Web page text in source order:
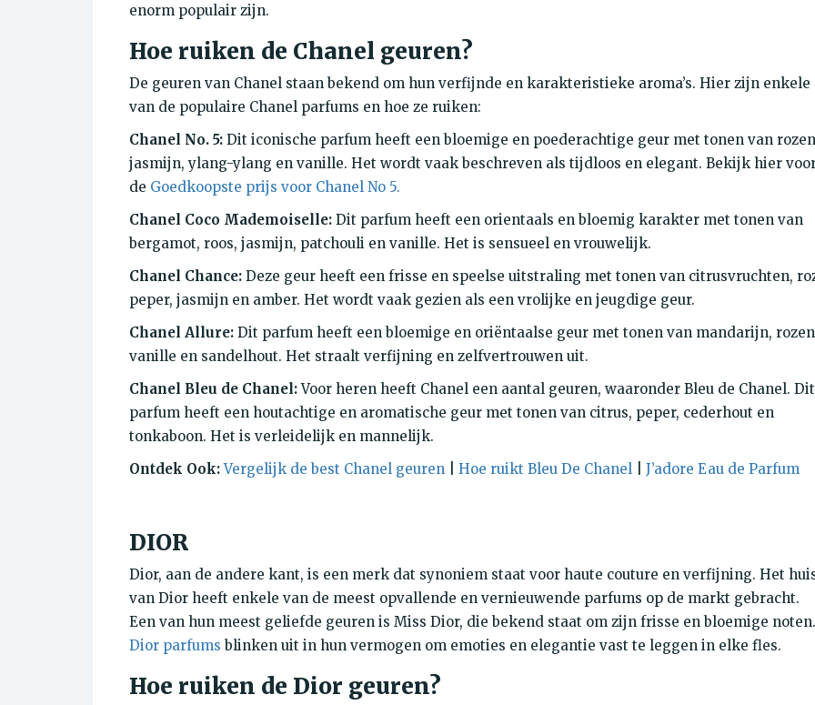
enorm populair zijn.
Hoe ruiken de Chanel geuren?
De geuren van Chanel staan ​​bekend om hun verfijnde en karakteristieke aroma’s. Hier zijn enkele
van de populaire Chanel parfums en hoe ze ruiken:
Chanel No. 5: Dit iconische parfum heeft een bloemige en poederachtige geur met tonen van
jasmijn, ylang-ylang en vanille. Het wordt vaak beschreven als tijdloos en elegant. Bekijk hier
de Goedkoopste prijs voor Chanel No 5.
Chanel Coco Mademoiselle: Dit parfum heeft een orientaals en bloemig karakter met tonen van
bergamot, roos, jasmijn, patchouli en vanille. Het is sensueel en vrouwelijk.
Chanel Chance: Deze geur heeft een frisse en speelse uitstraling met tonen van citrusvruchten,
peper, jasmijn en amber. Het wordt vaak gezien als een vrolijke en jeugdige geur.
Chanel Allure: Dit parfum heeft een bloemige en oriëntaalse geur met tonen van mandarijn,
vanille en sandelhout. Het straalt verfijning en zelfvertrouwen uit.
Chanel Bleu de Chanel:Voor heren heeft Chanel een aantal geuren, waaronder Bleu de Chanel. Dit
parfum heeft een houtachtige en aromatische geur met tonen van citrus, peper, cederhout en
tonkaboon. Het is verleidelijk en mannelijk.
Ontdek Ook:Vergelijk de best Chanel geuren Hoe ruikt Bleu De Chanel J’adore Eau de Parfum
DIOR
Dior, aan de andere kant, is een merk dat synoniem staat voor haute couture en verfijning. Het
van Dior heeft enkele van de meest opvallende en vernieuwende parfums op de markt gebracht.
Een van hun meest geliefde geuren is Miss Dior, die bekend staat om zijn frisse en bloemige noten.
Dior parfums blinken uit in hun vermogen om emoties en elegantie vast te leggen in elke fles.
Hoe ruiken de Dior geuren?